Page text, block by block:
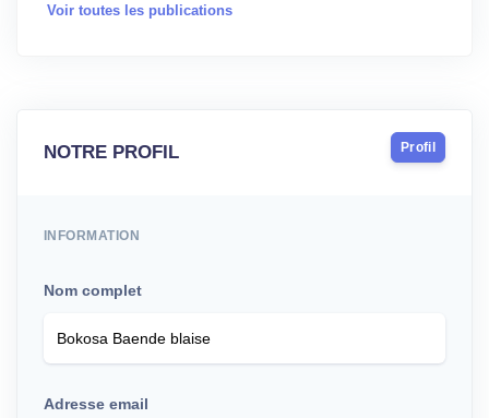
Voir toutes les publications
NOTRE PROFIL Profil
INFORMATION
Nom complet
Adresse email